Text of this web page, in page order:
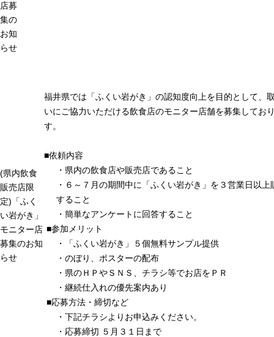
店募
集の
お知
らせ
(県内飲食
販売店限
定)「ふく
い岩がき」
モニター店
募集のお知
らせ
福井県では「ふくい岩がき」の認知度向上を目的として、
いにご協力いただける飲食店のモニター店舗を募集してお
す。
■依頼内容
・県内の飲食店や販売店であること
・６～７月の期間中に「ふくい岩がき」を３営業日以上
すること
・簡単なアンケートに回答すること
■参加メリット
・「ふくい岩がき」５個無料サンプル提供
・のぼり、ポスターの配布
・県のＨＰやＳＮＳ、チラシ等でお店をＰＲ
・継続仕入れの優先案内あり
■応募方法・締切など
・下記チラシよりお申込みください。
・応募締切 ５月３１日まで